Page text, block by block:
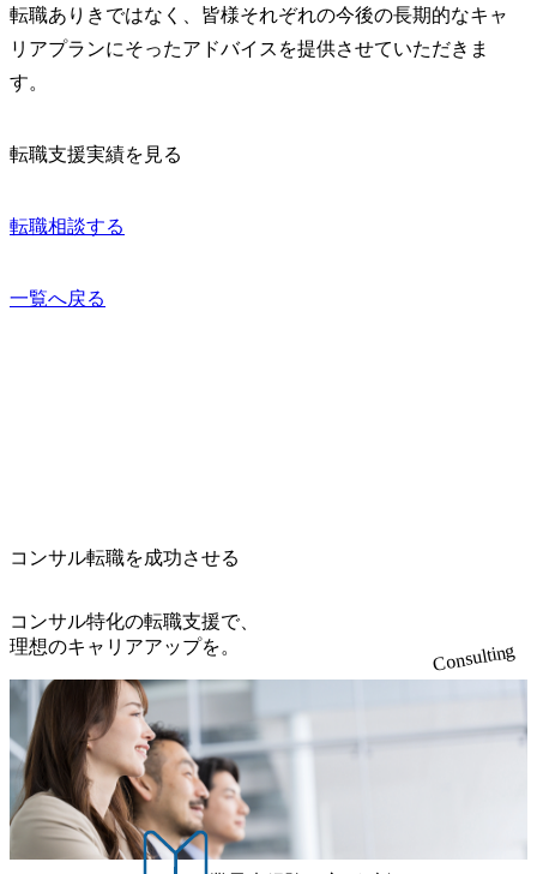
転職ありきではなく、皆様それぞれの今後の長期的なキャ
リアプランにそったアドバイスを提供させていただきま
す。
転職支援実績を見る
転職相談する
一覧へ戻る
コンサル転職を成功させる
コンサル特化の転職支援で、
理想のキャリアアップを。
Consulting